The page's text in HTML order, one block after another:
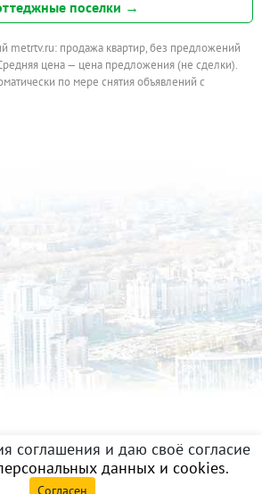
поселки →
metrtv.ru: продажа квартир, без предложений
цена — цена предложения (не сделки).
по мере снятия объявлений с
соглашения и даю своё согласие
данных и cookies.
Согласен